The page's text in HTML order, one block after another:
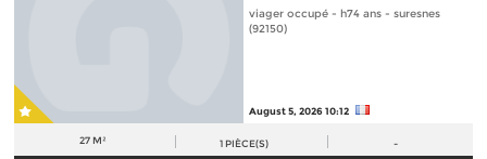
viager occupé - h74 ans - suresnes
(92150)
August 5, 2026 10:12
27 M² 1 PIÈCE(S) -